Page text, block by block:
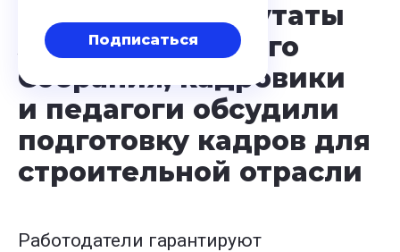
В Перевозе депутаты
Законодательного
Собрания, кадровики
и педагоги обсудили
подготовку кадров для
строительной отрасли
Работодатели гарантируют
Подписаться